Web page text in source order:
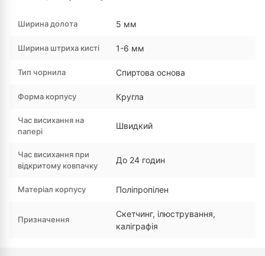
Ширина долота 5 мм
Ширина штриха кисті 1-6 мм
Тип чорнила Спиртова основа
Форма корпусу Кругла
Час висихання на
папері
Швидкий
Час висихання при
відкритому ковпачку
До 24 годин
Матеріал корпусу Поліпропілен
Призначення
Скетчинг, ілюстрування,
каліграфія